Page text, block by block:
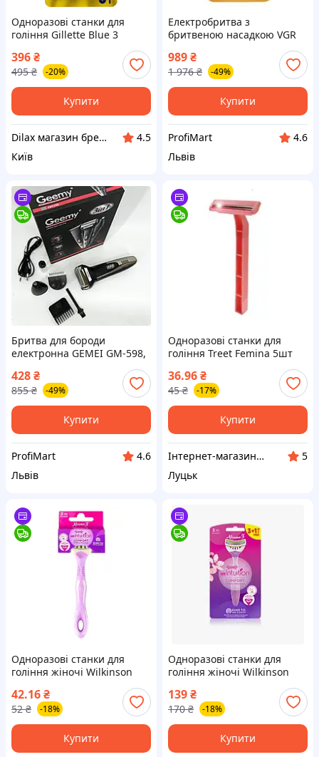
Одноразові станки для
гоління Gillette Blue 3
396₴
495 ₴ -20%
Купити
Dilax магазин брендових дитячих іграшок та товарів для батьків.
4.5
Київ
Електробритва з
бритвеною насадкою VGR
V-357, Бритва для вологого
видалення волосся NO-59
989₴
1 976 ₴ -49%
Купити
ProfiMart
4.6
Львів
Бритва для бороди
електронна GEMEI GM-598,
Електробритва для бороди
Портативна бритва гоління
ZW-78
428₴
855 ₴ -49%
Купити
ProfiMart
4.6
Львів
Одноразові станки для
гоління Treet Femina 5шт
36.96₴
45 ₴ -17%
Купити
Інтернет-магазин "Vi7"
5
Луцьк
Одноразові станки для
гоління жіночі Wilkinson
Sword Xtreme 3 Comfort 1
шт
42.16₴
52 ₴ -18%
Купити
Одноразові станки для
гоління жіночі Wilkinson
Sword Xtreme 3 Comfort 3+1
шт
139₴
170 ₴ -18%
Купити